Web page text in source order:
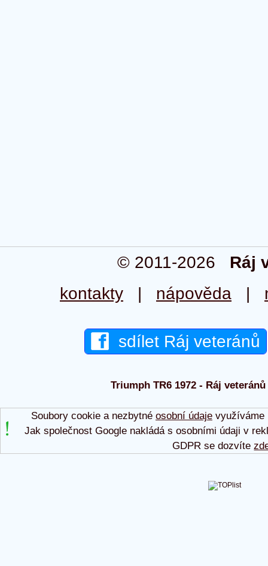
© 2011-2026 Ráj
kontakty | nápověda |
sdílet Ráj veteránů
Triumph TR6 1972 - Ráj
Soubory cookie a nezbytné osobní údajevyužíváme
Jak společnost Google nakládá s osobními údaji v
GDPR se dozvíte